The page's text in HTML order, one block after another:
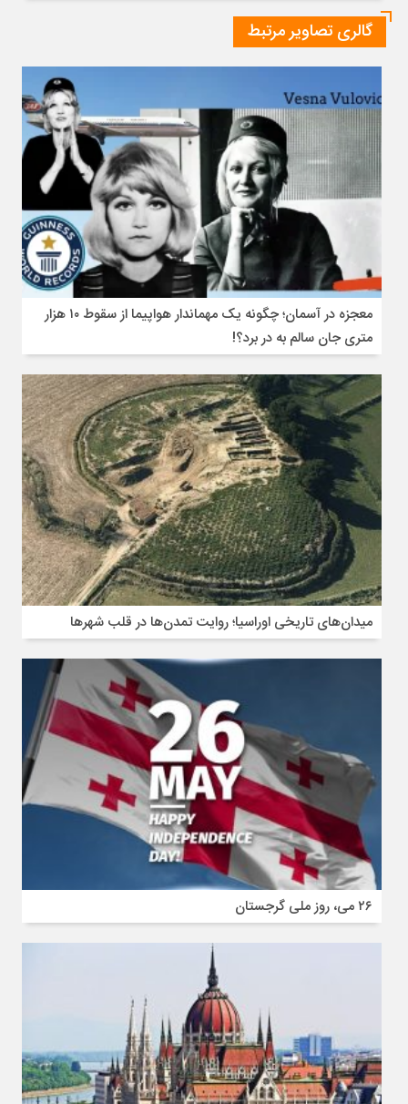
محله
قدیمی
در
شرق
چین
مقصدی
پررونق
برای
گردشگری
نوآوری
فرهنگی
گالری تصاویر مرتبط
معجزه در آسمان؛ چگونه یک مهماندار هواپیما از سقوط ۱۰ هزار
متری جان سالم به در برد؟!
میدان‌های تاریخی اوراسیا؛ روایت تمدن‌ها در قلب شهرها
۲۶ می، روز ملی گرجستان